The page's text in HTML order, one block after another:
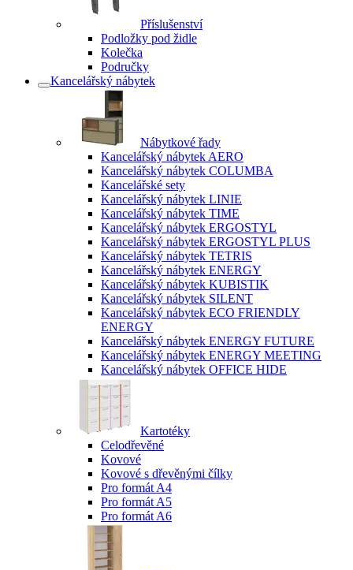
Příslušenství
Podložky pod židle
Kolečka
Područky
Kancelářský nábytek
Nábytkové řady
Kancelářský nábytek AERO
Kancelářský nábytek COLUMBA
Kancelářské sety
Kancelářský nábytek LINIE
Kancelářský nábytek TIME
Kancelářský nábytek ERGOSTYL
Kancelářský nábytek ERGOSTYL PLUS
Kancelářský nábytek TETRIS
Kancelářský nábytek ENERGY
Kancelářský nábytek KUBISTIK
Kancelářský nábytek SILENT
Kancelářský nábytek ECO FRIENDLY
ENERGY
Kancelářský nábytek ENERGY FUTURE
Kancelářský nábytek ENERGY MEETING
Kancelářský nábytek OFFICE HIDE
Kartotéky
Celodřevěné
Kovové
Kovové s dřevěnými čílky
Pro formát A4
Pro formát A5
Pro formát A6